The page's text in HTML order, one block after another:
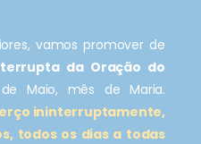
vamos promover de
da Oração do
Maio, mês de Maria.
ininterruptamente,
todos os dias a todas